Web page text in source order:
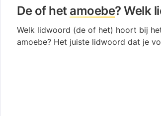
De of het amoebe? Welk
Welk lidwoord (de of het) hoort bij
amoebe? Het juiste lidwoord dat je